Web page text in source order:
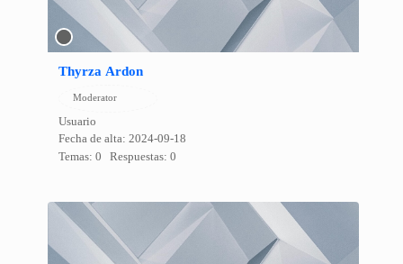
Thyrza Ardon
Moderator
Usuario
Fecha de alta: 2024-09-18
Temas: 0
Respuestas: 0